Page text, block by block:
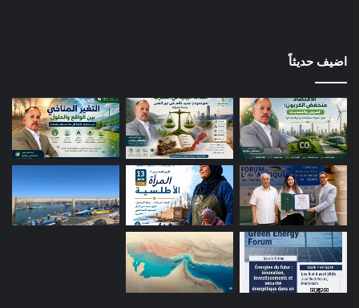
اضيف حديثاً